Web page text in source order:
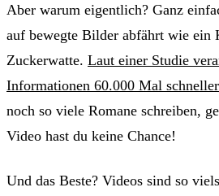
Aber warum eigentlich? Ganz
auf bewegte Bilder abfährt wie ein
Zuckerwatte. Laut einer Studie
Informationen 60.000 Mal
noch so viele Romane schreiben,
Video hast du keine Chance!
Und das Beste? Videos sind so